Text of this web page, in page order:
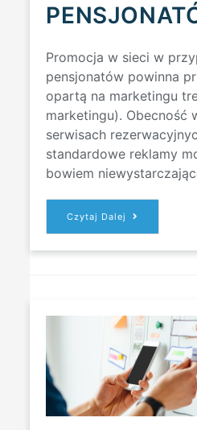
Promocja w sieci w
pensjonatów powinna
opartą na marketingu
marketingu). Obecność
serwisach
standardowe reklamy
bowiem
Czytaj Dalej
CONTENT
DLA
HOTELI